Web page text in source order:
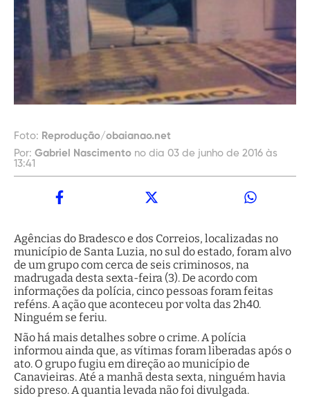
Foto: Reprodução/obaianao.net
Por: Gabriel Nascimento no dia 03 de junho de 2016 às
13:41
Agências do Bradesco e dos Correios, localizadas no
município de Santa Luzia, no sul do estado, foram alvo
de um grupo com cerca de seis criminosos, na
madrugada desta sexta-feira (3). De acordo com
informações da polícia, cinco pessoas foram feitas
reféns. A ação que aconteceu por volta das 2h40.
Ninguém se feriu.
Não há mais detalhes sobre o crime. A polícia
informou ainda que, as vítimas foram liberadas após o
ato. O grupo fugiu em direção ao município de
Canavieiras. Até a manhã desta sexta, ninguém havia
sido preso. A quantia levada não foi divulgada.